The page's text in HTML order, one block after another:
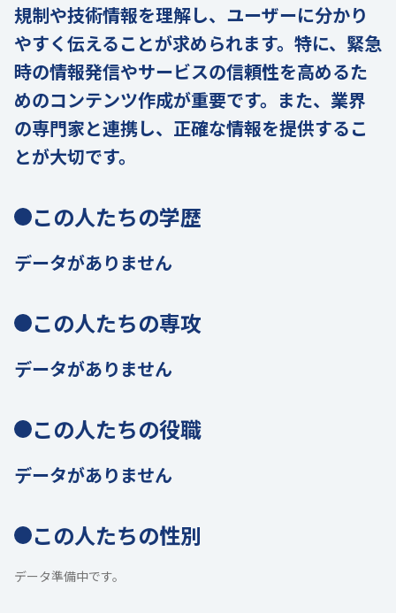
規制や技術情報を理解し、ユーザーに分かり
やすく伝えることが求められます。特に、緊急
時の情報発信やサービスの信頼性を高めるた
めのコンテンツ作成が重要です。また、業界
の専門家と連携し、正確な情報を提供するこ
とが大切です。
この人たちの学歴
データがありません
この人たちの専攻
データがありません
この人たちの役職
データがありません
この人たちの性別
データ準備中です。